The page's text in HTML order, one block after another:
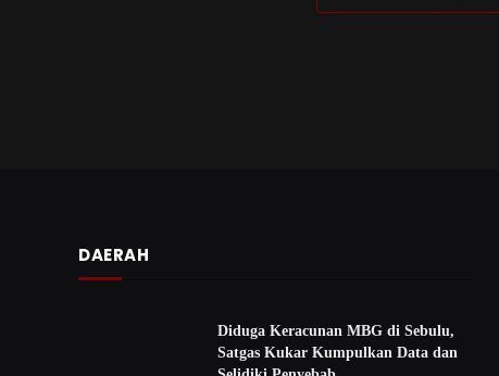
DAERAH
Diduga Keracunan MBG di Sebulu,
Satgas Kukar Kumpulkan Data dan